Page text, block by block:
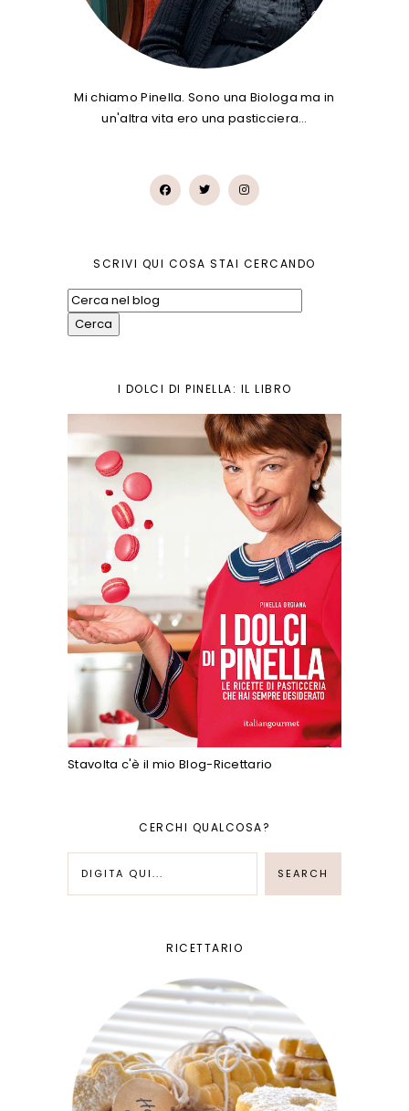
Mi chiamo Pinella. Sono una Biologa ma in
un'altra vita ero una pasticciera…
SCRIVI QUI COSA STAI CERCANDO
I DOLCI DI PINELLA: IL LIBRO
Stavolta c'è il mio Blog-Ricettario
CERCHI QUALCOSA?
RICETTARIO